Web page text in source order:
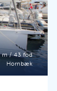
m / 43 fod
Hornbæk